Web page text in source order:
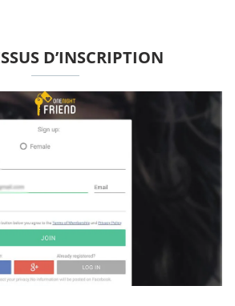
D’INSCRIPTION